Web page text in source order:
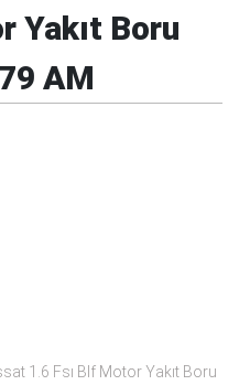
Yakıt Boru
AM
1.6 Fsı Blf Motor Yakıt Boru